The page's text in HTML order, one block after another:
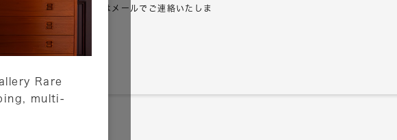
Rare
multi-
が一出荷が遅れる場合はメールでご連絡いたしま
詳しくはこちら